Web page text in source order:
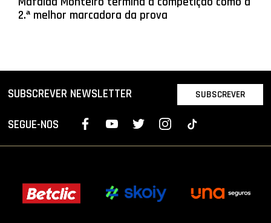
2.ª melhor marcadora da prova
SUBSCREVER NEWSLETTER SUBSCREVER
SEGUE-NOS